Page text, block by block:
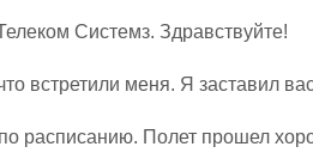
Системз. Здравствуйте!
встретили меня. Я заставил
расписанию. Полет прошел